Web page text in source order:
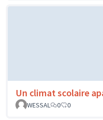
Un climat scolaire
WESSAL
0 0